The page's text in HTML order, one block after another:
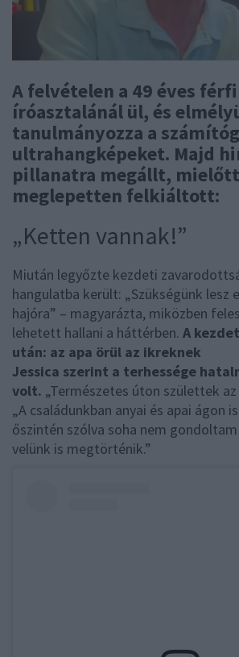
A felvételen a 49 éves férfi
íróasztalánál ül, és
tanulmányozza a
ultrahangképeket. Majd
pillanatra megállt, mielőtt
meglepetten felkiáltott:
„Ketten vannak!”
Miután legyőzte kezdeti
hangulatba került: „Szükségünk lesz
hajóra” – magyarázta, miközben
lehetett hallani a háttérben. A
után: az apa örül az ikreknek
Jessica szerint a terhessége
volt. „Természetes úton születtek
„A családunkban anyai és apai ágon
őszintén szólva soha nem
velünk is megtörténik.”